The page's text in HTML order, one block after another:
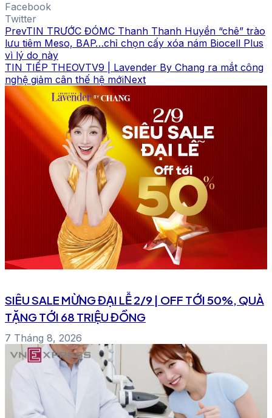
Facebook
Twitter
PrevTIN TRƯỚC ĐÓMC Thanh Thanh Huyền “chê” trào
lưu tiêm Meso, BAP…chỉ chọn cấy xóa nám Biocell Plus
vì lý do này
TIN TIẾP THEOVTV9 | Lavender By Chang ra mắt công
nghệ giảm cân thế hệ mớiNext
SIÊU SALE MỪNG ĐẠI LỄ 2/9 | OFF TỚI 50%, QUÀ
TẶNG TỚI 68 TRIỆU ĐỒNG
7 Tháng 8, 2026